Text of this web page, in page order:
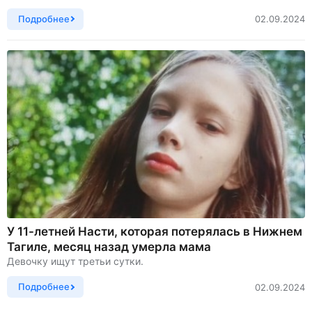
Подробнее 02.09.2024
У 11-летней Насти, которая потерялась в Нижнем
Тагиле, месяц назад умерла мама
Девочку ищут третьи сутки.
Подробнее 02.09.2024